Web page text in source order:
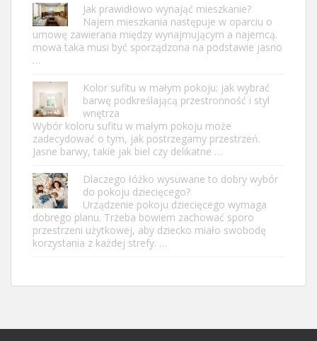
Jak prawidłowo wynająć mieszkanie?
Najem mieszkania następuje w oparciu o
umowę zawierana między wynajmującym a najemcą.
mowa taka musi być sporządzona na podstawie jasno
…
Kolor sufitu w małym pokoju: jak wybrać
barwę podkreślającą przestronność i styl
wnętrza
Wybór koloru sufitu w małym pokoju może
zadecydować o tym, jak postrzegamy przestrzeń.
Jasne barwy, takie jak biel czy delikatne …
Dlaczego łóżko wysuwane to dobry wybór
do pokoju dziecięcego?
Urządzenie pokoju dziecięcego wymaga
dobrego planu. Trzeba bowiem zachować sporo
przestrzeni użytkowej, aby dziecko miało swobodę
korzystania z każdej strefy. …